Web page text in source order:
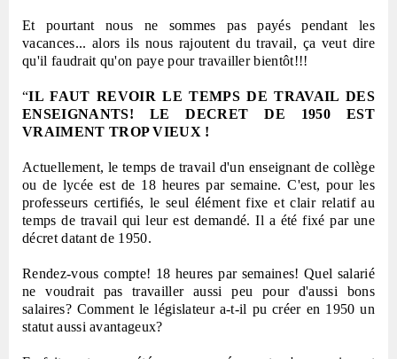
Et pourtant nous ne sommes pas payés pendant les
vacances... alors ils nous rajoutent du travail, ça veut dire
qu'il faudrait qu'on paye pour travailler bientôt!!!
“IL FAUT REVOIR LE TEMPS DE TRAVAIL DES
ENSEIGNANTS! LE DECRET DE 1950 EST
VRAIMENT TROP VIEUX !
Actuellement, le temps de travail d'un enseignant de collège
ou de lycée est de 18 heures par semaine. C'est, pour les
professeurs certifiés, le seul élément fixe et clair relatif au
temps de travail qui leur est demandé. Il a été fixé par une
décret datant de 1950.
Rendez-vous compte! 18 heures par semaines! Quel salarié
ne voudrait pas travailler aussi peu pour d'aussi bons
salaires? Comment le législateur a-t-il pu créer en 1950 un
statut aussi avantageux?